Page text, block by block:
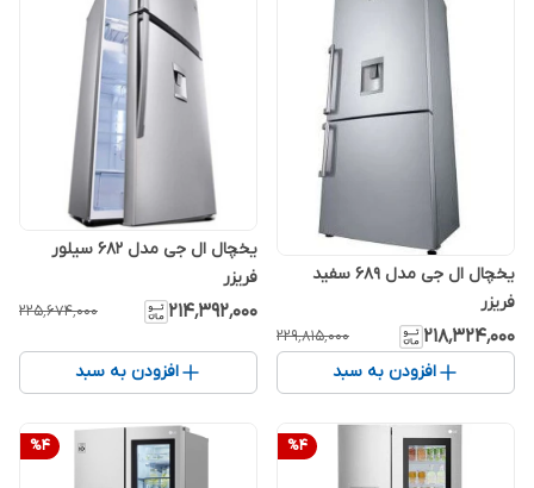
یخچال ال جی مدل 689 سفید
فریزر
۲۱۸٬۳۲۴٬۰۰۰ ۲۲۹٬۸۱۵٬۰۰۰
افزودن به سبد
یخچال ال جی مدل 682 سیلور
فریزر
۲۱۴٬۳۹۲٬۰۰۰ ۲۲۵٬۶۷۴٬۰۰۰
افزودن به سبد
%4
%4